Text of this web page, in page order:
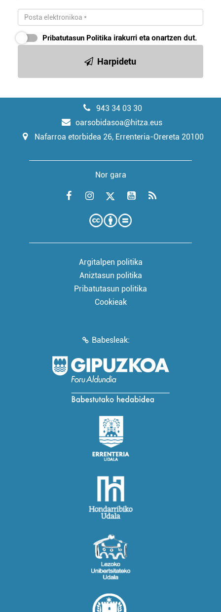
Pribatutasun Politika irakurri eta onartzen dut.
Harpidetu
943 34 03 30
oarsobidasoa@hitza.eus
Nafarroa etorbidea 26, Errenteria-Orereta 20100
Nor gara
Argitalpen politika
Aniztasun politika
Pribatutasun politika
Cookieak
Babesleak: